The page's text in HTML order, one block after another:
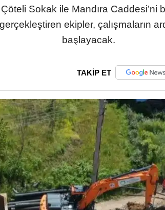
Sokak ile Mandıra
ekipler, çalışmaların
başlayacak.
TAKİP ET